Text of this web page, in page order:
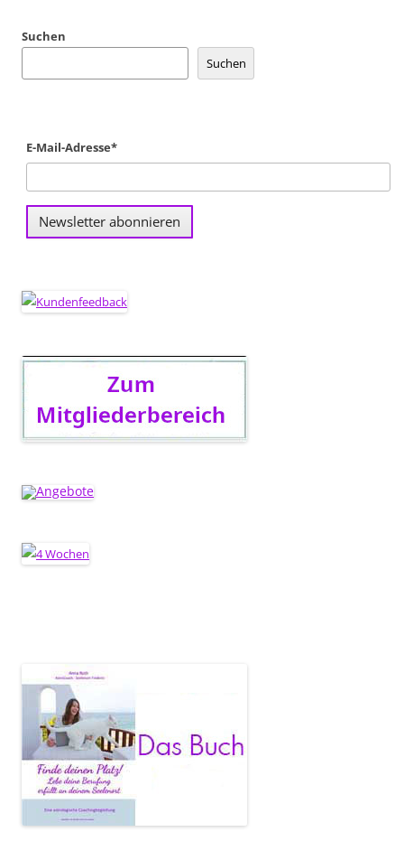
Suchen
Suchen
E-Mail-Adresse*